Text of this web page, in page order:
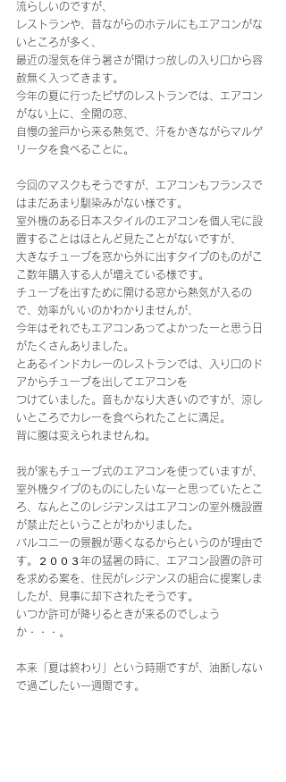
流らしいのですが、
レストランや、昔ながらのホテルにもエアコンがな
いところが多く、
最近の湿気を伴う暑さが開けっ放しの入り口から容
赦無く入ってきます。
今年の夏に行ったピザのレストランでは、エアコン
がない上に、全開の窓、
自慢の釜戸から来る熱気で、汗をかきながらマルゲ
リータを食べることに。
今回のマスクもそうですが、エアコンもフランスで
はまだあまり馴染みがない様です。
室外機のある日本スタイルのエアコンを個人宅に設
置することはほとんど見たことがないですが、
大きなチューブを窓から外に出すタイプのものがこ
こ数年購入する人が増えている様です。
チューブを出すために開ける窓から熱気が入るの
で、効率がいいのかわかりませんが、
今年はそれでもエアコンあってよかったーと思う日
がたくさんありました。
とあるインドカレーのレストランでは、入り口のド
アからチューブを出してエアコンを
つけていました。音もかなり大きいのですが、涼し
いところでカレーを食べられたことに満足。
背に腹は変えられませんね。
我が家もチューブ式のエアコンを使っていますが、
室外機タイプのものにしたいなーと思っていたとこ
ろ、なんとこのレジデンスはエアコンの室外機設置
が禁止だということがわかりました。
バルコニーの景観が悪くなるからというのが理由で
す。２００３年の猛暑の時に、エアコン設置の許可
を求める案を、住民がレジデンスの組合に提案しま
したが、見事に却下されたそうです。
いつか許可が降りるときが来るのでしょう
か・・・。
本来「夏は終わり」という時期ですが、油断しない
で過ごしたい一週間です。